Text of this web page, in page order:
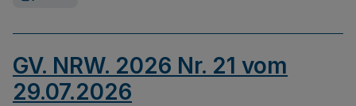
GV. NRW. 2026 Nr. 21 vom
29.07.2026